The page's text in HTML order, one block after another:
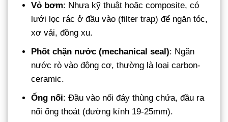
Vỏ bơm: Nhựa kỹ thuật hoặc composite, có
lưới lọc rác ở đầu vào (filter trap) để ngăn tóc,
xơ vải, đồng xu.
Phốt chặn nước (mechanical seal): Ngăn
nước rò vào động cơ, thường là loại carbon-
ceramic.
Ống nối: Đầu vào nối đáy thùng chứa, đầu ra
nối ống thoát (đường kính 19-25mm).